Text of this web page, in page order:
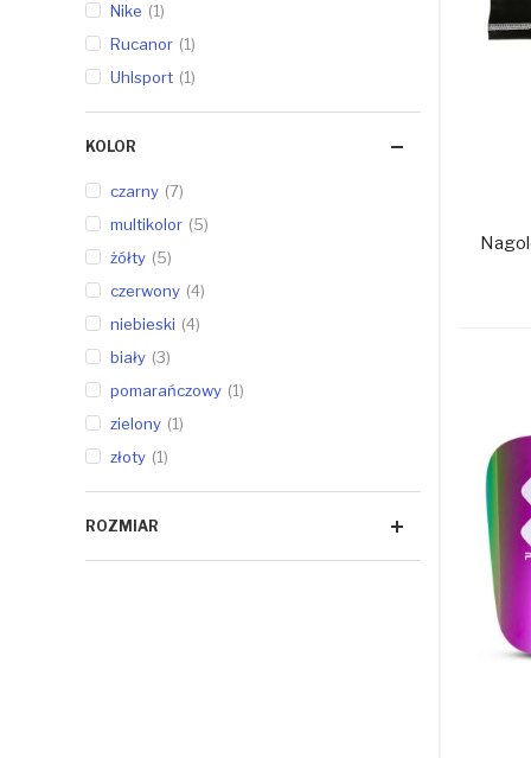
Nike
1
Rucanor
1
Uhlsport
1
KOLOR
czarny 7
multikolor
5
żółty
5
czerwony 4
niebieski
4
biały 3
pomarańczowy
1
zielony
1
złoty
1
ROZMIAR